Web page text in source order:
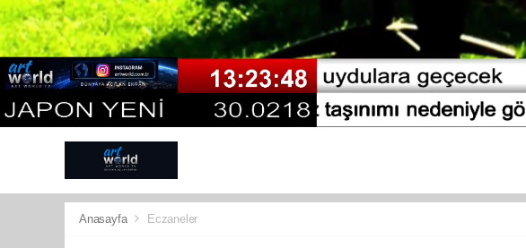
Anasayfa Eczaneler